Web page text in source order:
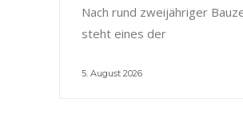
Nach rund zweijähriger
steht eines der
5. August 2026